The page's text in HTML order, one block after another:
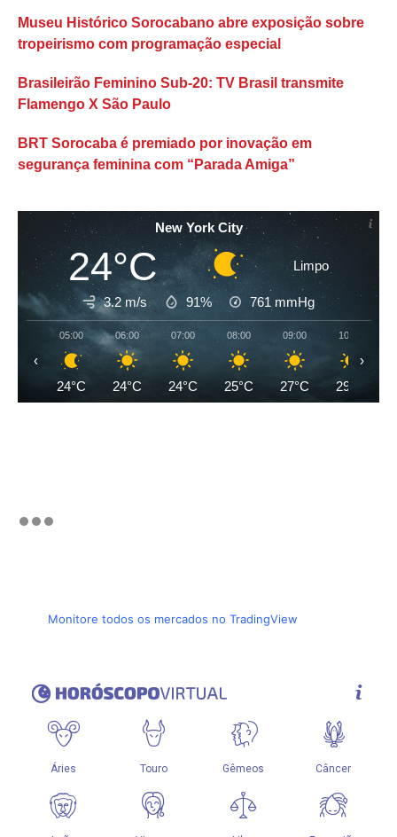
Museu Histórico Sorocabano abre exposição sobre
tropeirismo com programação especial
Brasileirão Feminino Sub-20: TV Brasil transmite
Flamengo X São Paulo
BRT Sorocaba é premiado por inovação em
segurança feminina com “Parada Amiga”
New York City
24°C Limpo
3.2 m/s 91% 761 mmHg
05:00
24°C
06:00
24°C
07:00
24°C
08:00
25°C
09:00
27°C
10:00
29°C
‹ ›
Monitore todos os mercados no TradingView